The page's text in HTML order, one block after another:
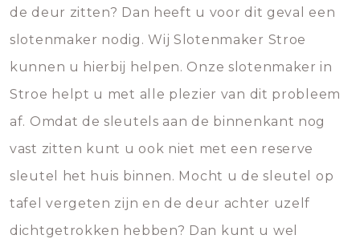
de deur zitten? Dan heeft u voor dit geval een
slotenmaker nodig. Wij Slotenmaker Stroe
kunnen u hierbij helpen. Onze slotenmaker in
Stroe helpt u met alle plezier van dit probleem
af. Omdat de sleutels aan de binnenkant nog
vast zitten kunt u ook niet met een reserve
sleutel het huis binnen. Mocht u de sleutel op
tafel vergeten zijn en de deur achter uzelf
dichtgetrokken hebben? Dan kunt u wel